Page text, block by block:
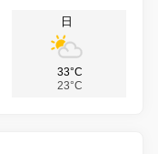
日
33°C
23°C